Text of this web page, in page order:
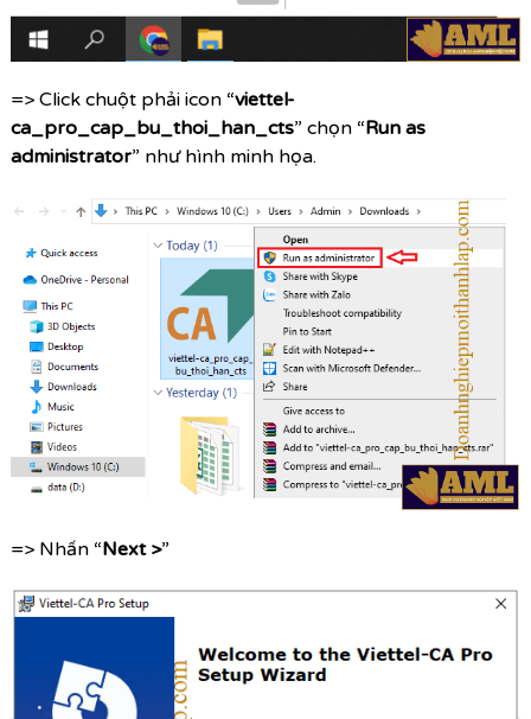
=> Click chuột phải icon “viettel-
ca_pro_cap_bu_thoi_han_cts” chọn “Run as
administrator” như hình minh họa.
=> Nhấn “Next >”